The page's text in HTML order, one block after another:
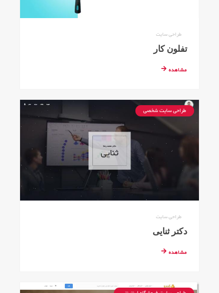
طراحی سایت
تفلون کار
مشاهده
طراحی سایت شخصی
طراحی سایت
دکتر ثنایی
مشاهده